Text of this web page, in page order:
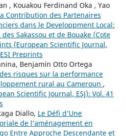
, Kouakou Ferdinand Oka , Yao
Contribution des Partenaires
dans le Developpment Local:
Sakassou et de Bouake (Cote
(European Scientific Journal,
Preprints
Benjamín Otto Ortega
risques sur la performance
rural au Cameroun ,
Scientific Journal, ESJ): Vol. 41
Diallo, Le Défi d’Une
de l’aménagement en
Entre Approche Descendante et